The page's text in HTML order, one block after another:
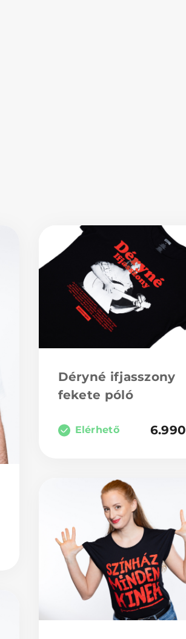
Déryné ifjasszony
fekete póló
Elérhető 6.990